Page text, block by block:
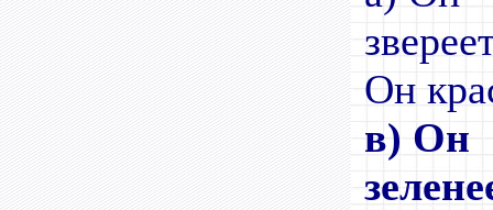
Он
в) Он